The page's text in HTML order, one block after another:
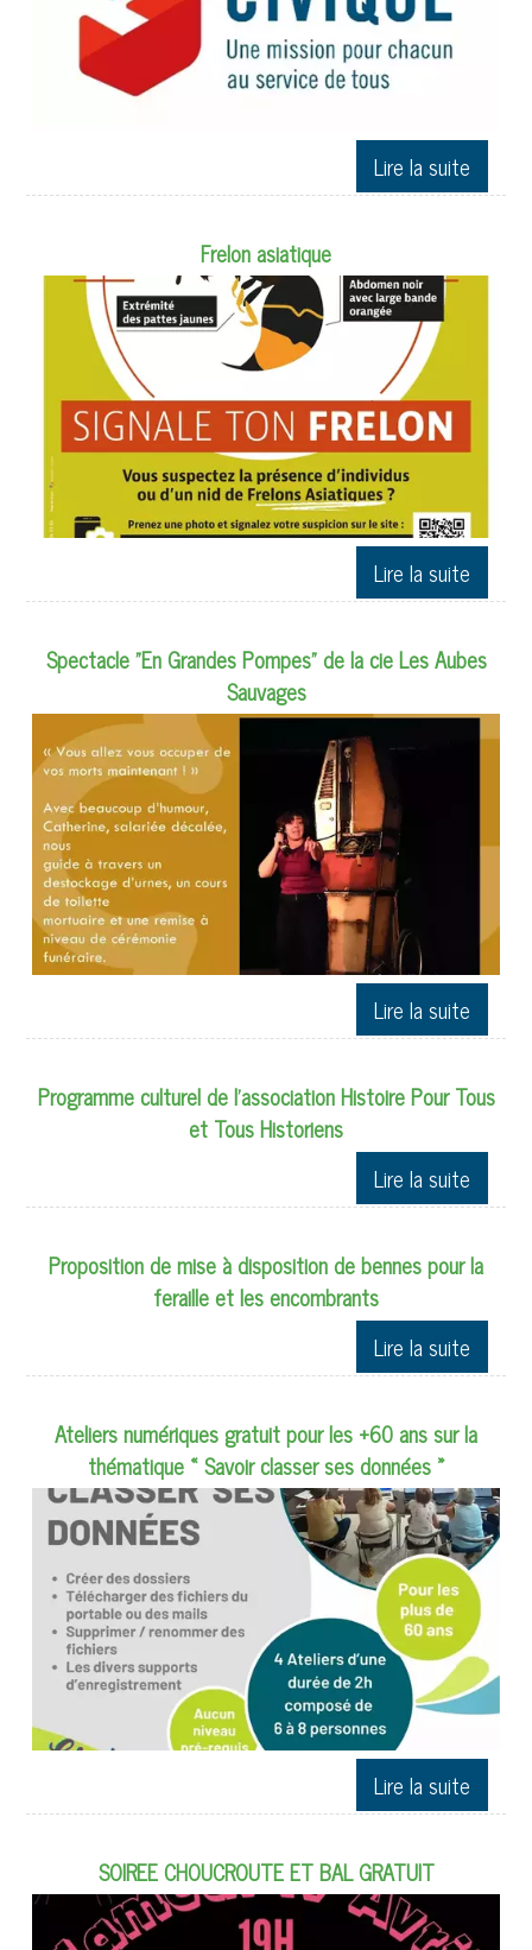
Frelon asiatique
Spectacle "En Grandes Pompes" de la cie Les Aubes
Sauvages
Programme culturel de l'association Histoire Pour Tous
et Tous Historiens
Proposition de mise à disposition de bennes pour la
feraille et les encombrants
Ateliers numériques gratuit pour les +60 ans sur la
thématique « Savoir classer ses données »
SOIREE CHOUCROUTE ET BAL GRATUIT